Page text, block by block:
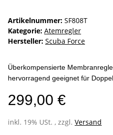
Artikelnummer: SF808T
Kategorie: Atemregler
Hersteller: Scuba Force
Überkompensierte
hervorragend geeignet für
299,00 €
inkl. 19% USt. , zzgl. Versand